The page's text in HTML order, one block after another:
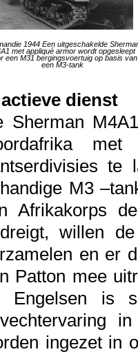
1944 Een uitgeschakelde
met appliqué armor wordt opgesleept
een M31 bergingsvoertuig op basis van
een M3-tank
dienst
Sherman
te
M3
Afrikakorps
willen
en er
Patton mee
Engelsen is
ingezet in